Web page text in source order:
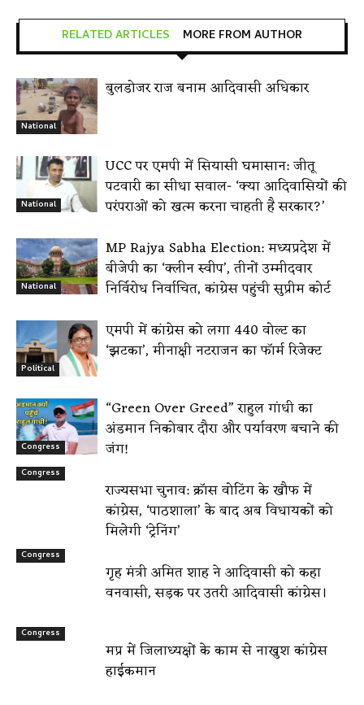
RELATED ARTICLES MORE FROM AUTHOR
National
बुलडोजर राज बनाम आदिवासी अधिकार
National
UCC पर एमपी में सियासी घमासान: जीतू
पटवारी का सीधा सवाल- ‘क्या आदिवासियों की
परंपराओं को खत्म करना चाहती है सरकार?’
National
MP Rajya Sabha Election: मध्यप्रदेश में
बीजेपी का ‘क्लीन स्वीप’, तीनों उम्मीदवार
निर्विरोध निर्वाचित, कांग्रेस पहुंची सुप्रीम कोर्ट
Political
एमपी में कांग्रेस को लगा 440 वोल्ट का
‘झटका’, मीनाक्षी नटराजन का फॉर्म रिजेक्ट
Congress
“Green Over Greed” राहुल गांधी का
अंडमान निकोबार दौरा और पर्यावरण बचाने की
जंग!
Congress
राज्यसभा चुनाव: क्रॉस वोटिंग के खौफ में
कांग्रेस, ‘पाठशाला’ के बाद अब विधायकों को
मिलेगी ‘ट्रेनिंग’
Congress
गृह मंत्री अमित शाह ने आदिवासी को कहा
वनवासी, सड़क पर उतरी आदिवासी कांग्रेस।
Congress
मप्र में जिलाध्यक्षों के काम से नाखुश कांग्रेस
हाईकमान